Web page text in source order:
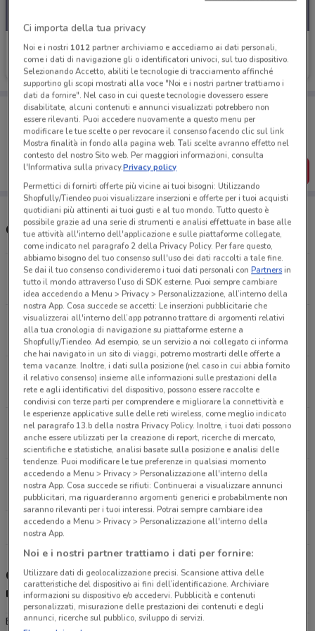
Eurospin
Scade domenica
Porta DoveConviene sempre con te!
Puoi trovare le migliori offerte dei negozi vicino a te,
salvarle e creare la tua lista del risparmio, comodamente
dal tuo cellulare.
SCARICA L’APP
Orari e Negozi Eurospin
Via Fisichelli San Giovanni La Punta
1 km
APERTO
Via Morgioni Snc San Giovanni La Punta
1.1 km
APERTO
Viale Europa, 45 San Gregorio Di Catania
1.4 km
APERTO
Via Guglielmino, 55 Tremestieri Etneo
1.9 km
APERTO
Via Nizzeti Snc Aci Catena
4.1 km
APERTO
Tutti i negozi Eurospin
Gli sconti del nuovo volantino Eurospin e i
negozi
Eurospin è presente in vari punti della città: lo trovi in Via Fisichelli
Ci importa della tua privacy
Noi e i nostri 1012partner archiviamo e accediamo ai dati personali,
come i dati di navigazione gli o identificatori univoci, sul tuo dispositivo.
Selezionando Accetto, abiliti le tecnologie di tracciamento affinché
supportino gli scopi mostrati alla voce "Noi e i nostri partner trattiamo i
dati da fornire". Nel caso in cui queste tecnologie dovessero essere
disabilitate, alcuni contenuti e annunci visualizzati potrebbero non
essere rilevanti. Puoi accedere nuovamente a questo menu per
modificare le tue scelte o per revocare il consenso facendo clic sul link
Mostra finalità in fondo alla pagina web. Tali scelte avranno effetto nel
contesto del nostro Sito web. Per maggiori informazioni, consulta
l'Informativa sulla privacy.Privacy policy
Permettici di fornirti offerte più vicine ai tuoi bisogni: Utilizzando
Shopfully/Tiendeo puoi visualizzare inserzioni e offerte per i tuoi acquisti
quotidiani più attinenti ai tuoi gusti e al tuo mondo. Tutto questo è
possibile grazie ad una serie di strumenti e analisi effettuate in base alle
tue attività all'interno dell'applicazione e sulle piattaforme collegate,
come indicato nel paragrafo 2 della Privacy Policy. Per fare questo,
abbiamo bisogno del tuo consenso sull'uso dei dati raccolti a tale fine.
Se dai il tuo consenso condivideremo i tuoi dati personali conPartnersin
tutto il mondo attraverso l’uso di SDK esterne. Puoi sempre cambiare
idea accedendo a Menu > Privacy > Personalizzazione, all’interno della
nostra App. Cosa succede se accetti: Le inserzioni pubblicitarie che
visualizzerai all'interno dell’app potranno trattare di argomenti relativi
alla tua cronologia di navigazione su piattaforme esterne a
Shopfully/Tiendeo. Ad esempio, se un servizio a noi collegato ci informa
che hai navigato in un sito di viaggi, potremo mostrarti delle offerte a
tema vacanze. Inoltre, i dati sulla posizione (nel caso in cui abbia fornito
il relativo consenso) insieme alle informazioni sulle prestazioni della
rete e agli identificativi del dispositivo, possono essere raccolte e
condivisi con terze parti per comprendere e migliorare la connettività e
le esperienze applicative sulle delle reti wireless, come meglio indicato
nel paragrafo 13.b della nostra Privacy Policy. Inoltre, i tuoi dati possono
anche essere utilizzati per la creazione di report, ricerche di mercato,
scientifiche e statistiche, analisi basate sulla posizione e analisi delle
tendenze. Puoi modificare le tue preferenze in qualsiasi momento
accedendo a Menu > Privacy > Personalizzazione all'interno della
nostra App. Cosa succede se rifiuti: Continuerai a visualizzare annunci
pubblicitari, ma riguarderanno argomenti generici e probabilmente non
saranno rilevanti per i tuoi interessi. Potrai sempre cambiare idea
accedendo a Menu > Privacy > Personalizzazione all'interno della
nostra App.
Noi e i nostri partner trattiamo i dati per fornire:
Utilizzare dati di geolocalizzazione precisi. Scansione attiva delle
caratteristiche del dispositivo ai fini dell’identificazione. Archiviare
informazioni su dispositivo e/o accedervi. Pubblicità e contenuti
personalizzati, misurazione delle prestazioni dei contenuti e degli
annunci, ricerche sul pubblico, sviluppo di servizi.